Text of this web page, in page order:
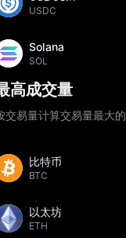
USDC
Solana
SOL
高成交量
交易量计算交易量最大
比特币
BTC
以太坊
ETH